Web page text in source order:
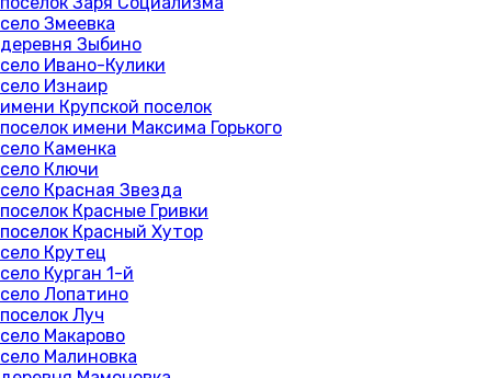
село Змеевка
деревня Зыбино
село Ивано-Кулики
село Изнаир
имени Крупской поселок
поселок имени Максима Горького
село Каменка
село Ключи
село Красная Звезда
поселок Красные Гривки
поселок Красный Хутор
село Крутец
село Курган 1-й
село Лопатино
поселок Луч
село Макарово
село Малиновка